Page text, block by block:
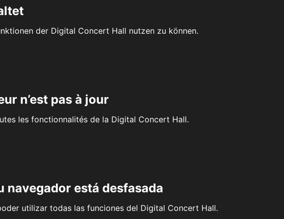
der Digital Concert Hall nutzen zu können.
n’est pas à jour
les fonctionnalités de la Digital Concert Hall.
navegador está desfasada
utilizar todas las funciones del Digital Concert Hall.